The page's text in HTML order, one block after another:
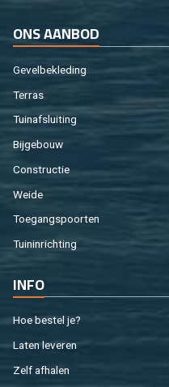
ONS AAN­BOD
Ge­vel­be­kle­ding
Ter­ras
Tuin­af­slui­ting
Bij­ge­bouw
Con­struc­tie
Weide
Toe­gangs­poor­ten
Tuin­in­rich­ting
INFO
Hoe be­stel je?
Laten le­ve­ren
Zelf af­ha­len